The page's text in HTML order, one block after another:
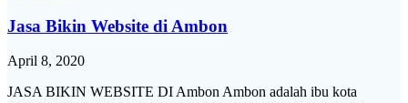
Jasa Bikin Website di Ambon
April 8, 2020
JASA BIKIN WEBSITE DI Ambon Ambon adalah ibu kota